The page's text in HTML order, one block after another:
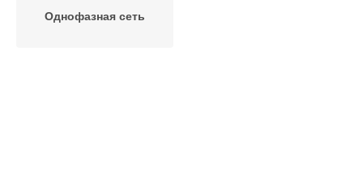
Однофазная сеть